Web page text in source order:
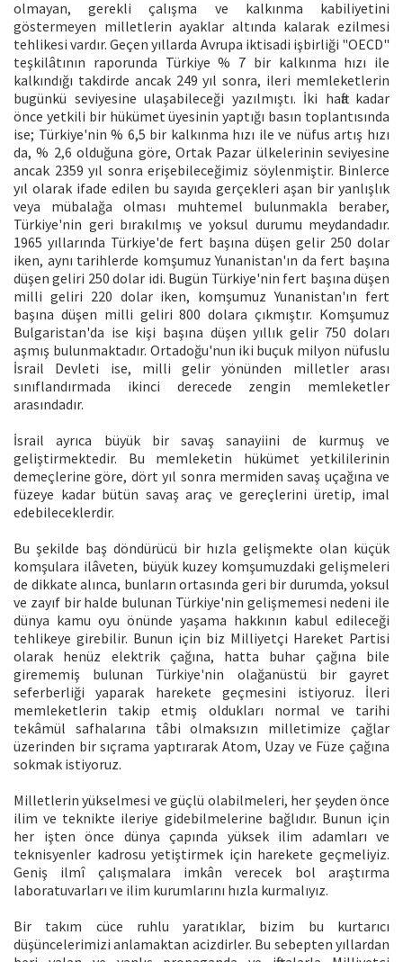
olmayan, gerekli çalışma ve kalkınma kabiliyetini
göstermeyen milletlerin ayaklar altında kalarak ezilmesi
tehlikesi vardır. Geçen yıllarda Avrupa iktisadi işbirliği "OECD"
teşkilâtının raporunda Türkiye % 7 bir kalkınma hızı ile
kalkındığı takdirde ancak 249 yıl sonra, ileri memleketlerin
bugünkü seviyesine ulaşabileceği yazılmıştı. İki hafta kadar
önce yetkili bir hükümet üyesinin yaptığı basın toplantısında
ise; Türkiye'nin % 6,5 bir kalkınma hızı ile ve nüfus artış hızı
da, % 2,6 olduğuna göre, Ortak Pazar ülkelerinin seviyesine
ancak 2359 yıl sonra erişebileceğimiz söylenmiştir. Binlerce
yıl olarak ifade edilen bu sayıda gerçekleri aşan bir yanlışlık
veya mübalağa olması muhtemel bulunmakla beraber,
Türkiye'nin geri bırakılmış ve yoksul durumu meydandadır.
1965 yıllarında Türkiye'de fert başına düşen gelir 250 dolar
iken, aynı tarihlerde komşumuz Yunanistan'ın da fert başına
düşen geliri 250 dolar idi. Bugün Türkiye'nin fert başına düşen
milli geliri 220 dolar iken, komşumuz Yunanistan'ın fert
başına düşen milli geliri 800 dolara çıkmıştır. Komşumuz
Bulgaristan'da ise kişi başına düşen yıllık gelir 750 doları
aşmış bulunmaktadır. Ortadoğu'nun iki buçuk milyon nüfuslu
İsrail Devleti ise, milli gelir yönünden milletler arası
sınıflandırmada ikinci derecede zengin memleketler
arasındadır.
İsrail ayrıca büyük bir savaş sanayiini de kurmuş ve
geliştirmektedir. Bu memleketin hükümet yetkililerinin
demeçlerine göre, dört yıl sonra mermiden savaş uçağına ve
füzeye kadar bütün savaş araç ve gereçlerini üretip, imal
edebileceklerdir.
Bu şekilde baş döndürücü bir hızla gelişmekte olan küçük
komşulara ilâveten, büyük kuzey komşumuzdaki gelişmeleri
de dikkate alınca, bunların ortasında geri bir durumda, yoksul
ve zayıf bir halde bulunan Türkiye'nin gelişmemesi nedeni ile
dünya kamu oyu önünde yaşama hakkının kabul edileceği
tehlikeye girebilir. Bunun için biz Milliyetçi Hareket Partisi
olarak henüz elektrik çağına, hatta buhar çağına bile
girememiş bulunan Türkiye'nin olağanüstü bir gayret
seferberliği yaparak harekete geçmesini istiyoruz. İleri
memleketlerin takip etmiş oldukları normal ve tarihi
tekâmül safhalarına tâbi olmaksızın milletimize çağlar
üzerinden bir sıçrama yaptırarak Atom, Uzay ve Füze çağına
sokmak istiyoruz.
Milletlerin yükselmesi ve güçlü olabilmeleri, her şeyden önce
ilim ve teknikte ileriye gidebilmelerine bağlıdır. Bunun için
her işten önce dünya çapında yüksek ilim adamları ve
teknisyenler kadrosu yetiştirmek için harekete geçmeliyiz.
Geniş ilmî çalışmalara imkân verecek bol araştırma
laboratuvarları ve ilim kurumlarını hızla kurmalıyız.
Bir takım cüce ruhlu yaratıklar, bizim bu kurtarıcı
düşüncelerimizi anlamaktan acizdirler. Bu sebepten yıllardan